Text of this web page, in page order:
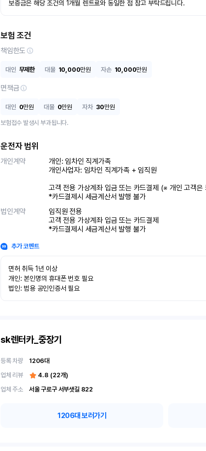
보증금은 해당 조건의 1개월 렌트료와 동일한 점 참고 부탁드립니다.
보험 조건
책임한도
대인 무제한 대물 10,000만원 자손 10,000만원
면책금
대인 0만원 대물 0만원 자차 30만원
보험접수 발생시 부과됩니다.
운전자 범위
개인계약
개인: 임차인 직계가족
개인사업자: 임차인 직계가족 + 임직원
고객 전용 가상계좌 입금 또는 카드결제 (※ 개인 고객은
*카드결제시 세금계산서 발행 불가
법인계약
임직원 전용
고객 전용 가상계좌 입금 또는 카드결제
*카드결제시 세금계산서 발행 불가
추가 코멘트
면허 취득 1년 이상
개인: 본인명의 휴대폰 번호 필요
법인: 범용 공인인증서 필요
sk렌터카_중장기
등록 차량 1206대
업체 리뷰
4.8 (22개)
업체 주소
서울 구로구 서부샛길 822
1206대 보러가기